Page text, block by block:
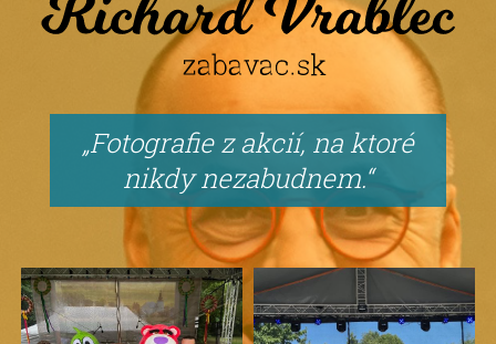
Fotografie z akcií, na ktoré
nikdy nezabudnem.